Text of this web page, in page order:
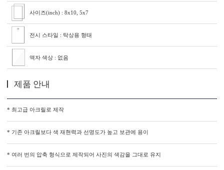
사이즈(inch) : 8x10, 5x7
전시 스타일 : 탁상용 형태
액자 색상 : 없음
제품 안내
* 최고급 아크릴로 제작
* 기존 아크릴보다 색 재현력과 선명도가 높고 보관에 용이
* 여러 번의 압축 형식으로 제작되어 사진의 색감을 그대로 유지